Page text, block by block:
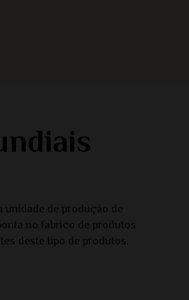
unidade de produção de
no fabrico de produtos
deste tipo de produtos.